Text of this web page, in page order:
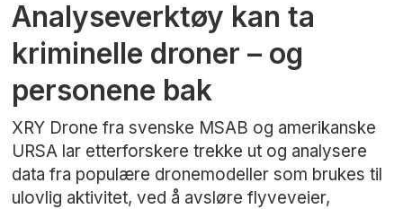
Analyseverktøy kan ta
kriminelle droner – og
personene bak
XRY Drone fra svenske MSAB og amerikanske
URSA lar etterforskere trekke ut og analysere
data fra populære dronemodeller som brukes til
ulovlig aktivitet, ved å avsløre flyveveier,